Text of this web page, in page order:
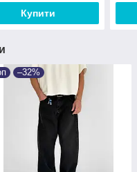
Купити
–32%